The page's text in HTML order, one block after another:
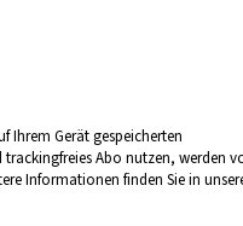
Ihrem Gerät gespeicherten
Abo nutzen, werden
Informationen finden Sie in